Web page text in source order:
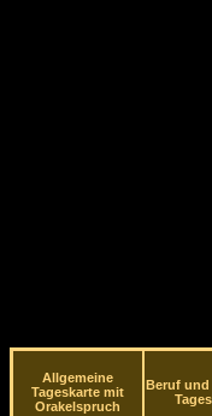
Allgemeine
Tageskarte mit
Orakelspruch
Beruf